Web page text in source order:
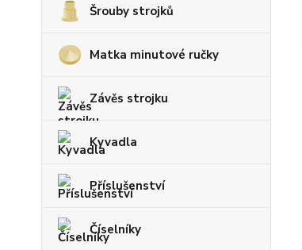
Šrouby strojků
Matka minutové ručky
Závěs strojku
Kyvadla
Příslušenství
Číselníky